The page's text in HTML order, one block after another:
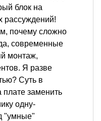
блок на
рассуждений!
почему сложно
современные
монтаж,
Я разве
Суть в
заменить
одну-
"умные"